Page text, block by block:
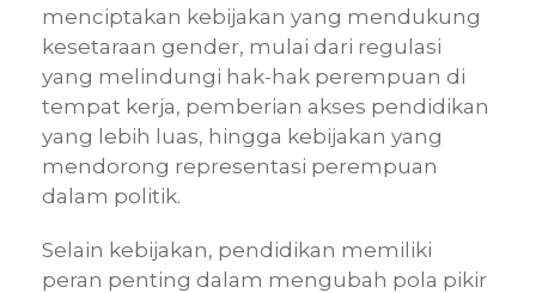
menciptakan kebijakan yang mendukung
kesetaraan gender, mulai dari regulasi
yang melindungi hak-hak perempuan di
tempat kerja, pemberian akses pendidikan
yang lebih luas, hingga kebijakan yang
mendorong representasi perempuan
dalam politik.
Selain kebijakan, pendidikan memiliki
peran penting dalam mengubah pola pikir